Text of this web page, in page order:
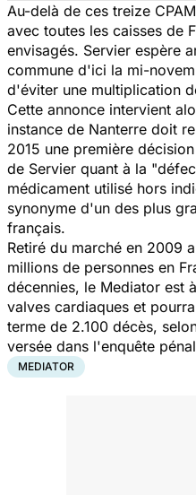
Au-delà de ces treize
avec toutes les caisses de
envisagés. Servier espère
commune d'ici la mi-
d'éviter une multiplication
Cette annonce intervient
instance de Nanterre doit
2015 une première
de Servier quant à la
médicament utilisé hors
synonyme d'un des plus
français.
Retiré du marché en 2009
millions de personnes en
décennies, le Mediator est
valves cardiaques et
terme de 2.100 décès,
versée dans l'enquête
MEDIATOR